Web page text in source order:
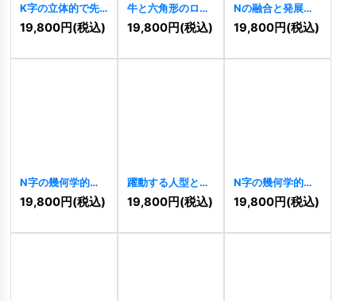
K字の立体的で先
進的な連結ロゴ
11352 ]
19,800円(税込)
牛と六角形のロゴ
[11349]
19,800円(税込)
Nの融合と発展ロ
ゴ 11344]
19,800円(税込)
N字の幾何学的先
進的グラデーショ
ンロゴ [ 11340]
19,800円(税込)
躍動する人型と盾
のロゴ [11332]
19,800円(税込)
N字の幾何学的先
進的連結ロゴ
11326 ]
19,800円(税込)